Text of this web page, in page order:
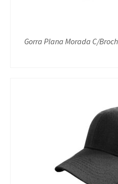
Gorra Plana Morada C/